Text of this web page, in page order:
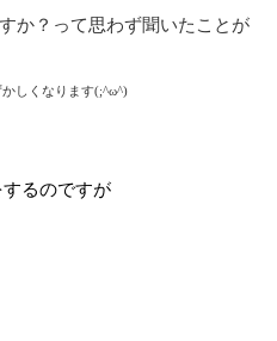
か？って思わず聞いたことが
しくなります(;^ω^)
るのですが